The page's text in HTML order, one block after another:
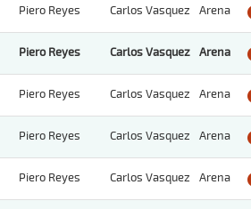
Piero Reyes Carlos Vasquez Arena
Piero Reyes Carlos Vasquez Arena
Piero Reyes Carlos Vasquez Arena
Piero Reyes Carlos Vasquez Arena
Piero Reyes Carlos Vasquez Arena